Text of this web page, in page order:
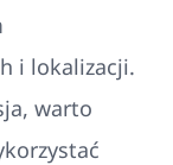
i lokalizacji.
warto